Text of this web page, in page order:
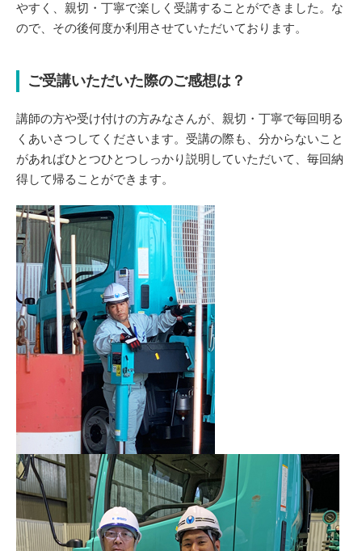
やすく、親切・丁寧で楽しく受講することができました。な
ので、その後何度か利用させていただいております。
ご受講いただいた際のご感想は？
講師の方や受け付けの方みなさんが、親切・丁寧で毎回明る
くあいさつしてくださいます。受講の際も、分からないこと
があればひとつひとつしっかり説明していただいて、毎回納
得して帰ることができます。